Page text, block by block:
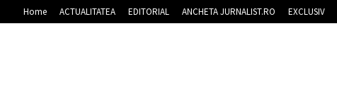
Home ACTUALITATEA EDITORIAL ANCHETA JURNALIST.RO EXCLUSIV